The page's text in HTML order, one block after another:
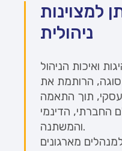
למצוינות
ניהולית
ואיכות הניהול
הרותמת את
תוך התאמה
החברתי, הדינמי
והמשתנה.
מארגונים